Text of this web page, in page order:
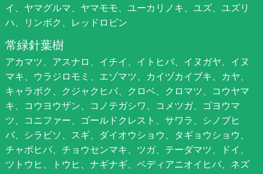
イ、ヤマグルマ、ヤマモモ、ユーカリノキ、ユズ、ユズリ
ハ、リンボク、レッドロビン
常緑針葉樹
アカマツ、アスナロ、イチイ、イトヒバ、イヌガヤ、イヌ
マキ、ウラジロモミ、エゾマツ、カイヅカイブキ、カヤ、
キャラボク、クジャクヒバ、クロベ、クロマツ、コウヤマ
キ、コウヨウザン、コノテガシワ、コメツガ、ゴヨウマ
ツ、コニファー、ゴールドクレスト、サワラ、シノブヒ
バ、シラビソ、スギ、ダイオウショウ、タギョウショウ、
チャボヒバ、チョウセンマキ、ツガ、テーダマツ、ドイ、
ツトウヒ、トウヒ、ナギナギ、ペディアニオイヒバ、ネズ